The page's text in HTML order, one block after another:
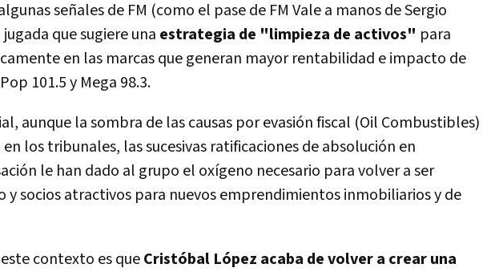
señales de FM (como el pase de FM Vale a manos de Sergio
que sugiere una estrategia de "limpieza de activos" para
en las marcas que generan mayor rentabilidad e impacto de
101.5 y Mega 98.3.
aunque la sombra de las causas por evasión fiscal (Oil Combustibles)
los tribunales, las sucesivas ratificaciones de absolución en
le han dado al grupo el oxígeno necesario para volver a ser
y socios atractivos para nuevos emprendimientos inmobiliarios y de
contexto es queCristóbal López acaba de volver a crear una